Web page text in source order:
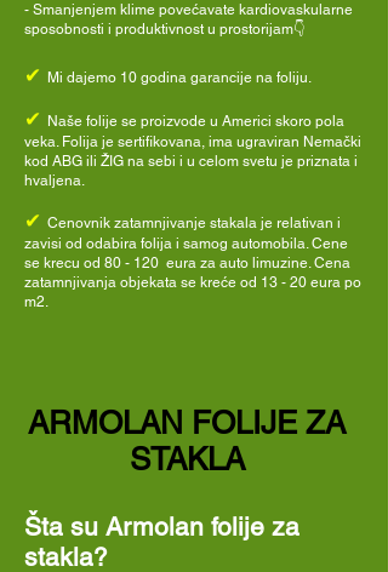
- Smanjenjem klime povećavate kardiovaskularne
sposobnosti i produktivnost u prostorijam👇
✔ Mi dajemo 10 godina garancije na foliju.
✔
Naše folije se proizvode u Americi skoro pola
veka. Folija je sertifikovana, ima ugraviran Nemački
kod ABG ili ŽIG na sebi i u celom svetu je priznata i
hvaljena.
✔ Cenovnik zatamnjivanje stakala je relativan i
zavisi od odabira folija i samog automobila. Cene
se krecu od 80 - 120 eura za auto limuzine. Cena
zatamnjivanja objekata se kreće od 13 - 20 eura po
m2.
ARMOLAN FOLIJE ZA
STAKLA
Šta su Armolan folije za
stakla?